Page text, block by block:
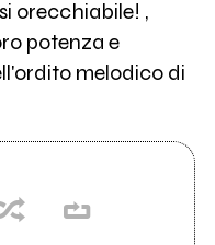
orecchiabile! ,
potenza e
melodico di